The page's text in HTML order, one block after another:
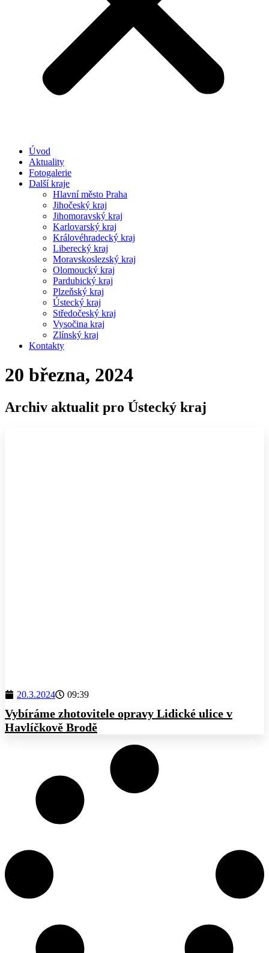
Úvod
Aktuality
Fotogalerie
Další kraje
Hlavní město Praha
Jihočeský kraj
Jihomoravský kraj
Karlovarský kraj
Královéhradecký kraj
Liberecký kraj
Moravskoslezský kraj
Olomoucký kraj
Pardubický kraj
Plzeňský kraj
Ústecký kraj
Středočeský kraj
Vysočina kraj
Zlínský kraj
Kontakty
20 března, 2024
Archiv aktualit pro Ústecký kraj
20.3.2024 09:39
Vybíráme zhotovitele opravy Lidické ulice v
Havlíčkově Brodě